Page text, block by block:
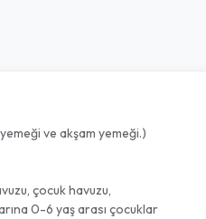
ve akşam yemeği.)
çocuk havuzu,
0-6 yaş arası çocuklar